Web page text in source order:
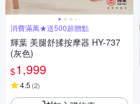
消費滿萬★送500超贈點
輝葉 美腿舒揉按摩器 HY-737
(灰色)
$1,999
4.5 (2)